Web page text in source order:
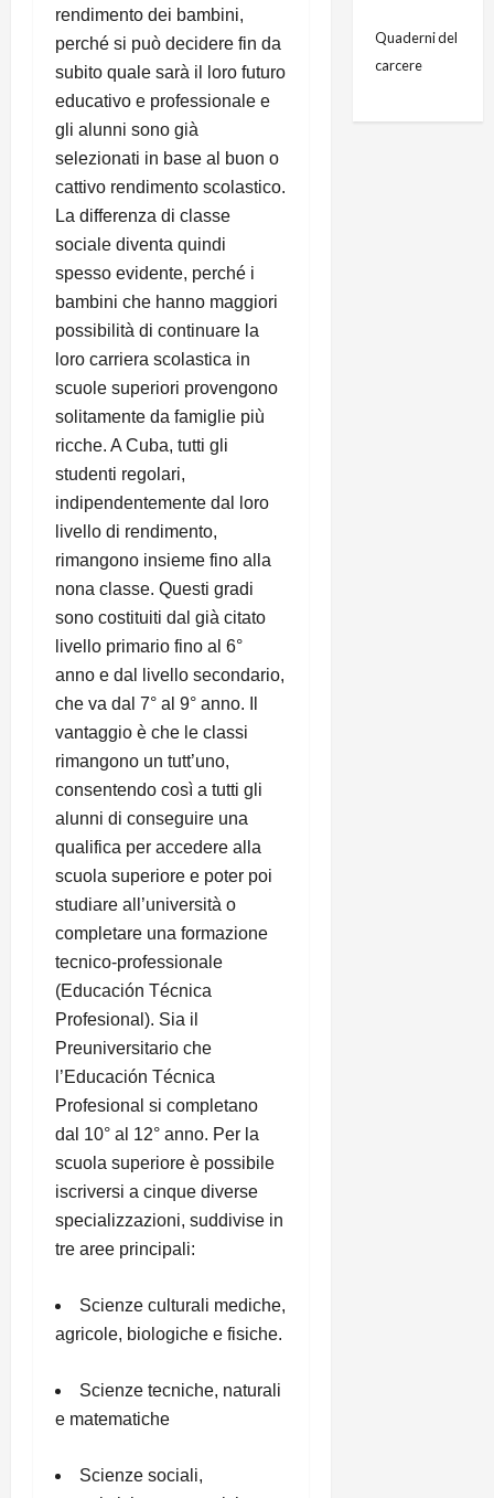
rendimento dei bambini,
perché si può decidere fin da
subito quale sarà il loro futuro
educativo e professionale e
gli alunni sono già
selezionati in base al buon o
cattivo rendimento scolastico.
La differenza di classe
sociale diventa quindi
spesso evidente, perché i
bambini che hanno maggiori
possibilità di continuare la
loro carriera scolastica in
scuole superiori provengono
solitamente da famiglie più
ricche. A Cuba, tutti gli
studenti regolari,
indipendentemente dal loro
livello di rendimento,
rimangono insieme fino alla
nona classe. Questi gradi
sono costituiti dal già citato
livello primario fino al 6°
anno e dal livello secondario,
che va dal 7° al 9° anno. Il
vantaggio è che le classi
rimangono un tutt’uno,
consentendo così a tutti gli
alunni di conseguire una
qualifica per accedere alla
scuola superiore e poter poi
studiare all’università o
completare una formazione
tecnico-professionale
(Educación Técnica
Profesional). Sia il
Preuniversitario che
l’Educación Técnica
Profesional si completano
dal 10° al 12° anno. Per la
scuola superiore è possibile
iscriversi a cinque diverse
specializzazioni, suddivise in
tre aree principali:
Scienze culturali mediche,
agricole, biologiche e fisiche.
Scienze tecniche, naturali
e matematiche
Scienze sociali,
Quaderni del
carcere